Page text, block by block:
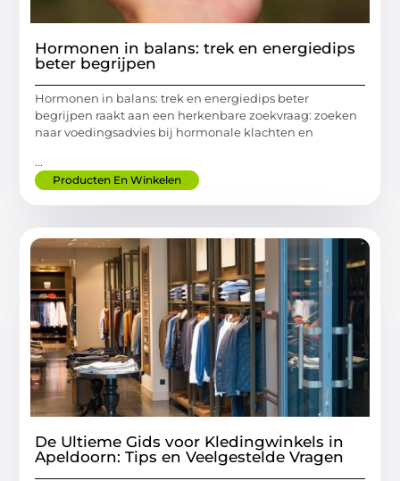
Hormonen in balans: trek en energiedips
beter begrijpen
Hormonen in balans: trek en energiedips beter
begrijpen raakt aan een herkenbare zoekvraag: zoeken
naar voedingsadvies bij hormonale klachten en
...
Producten En Winkelen
De Ultieme Gids voor Kledingwinkels in
Apeldoorn: Tips en Veelgestelde Vragen